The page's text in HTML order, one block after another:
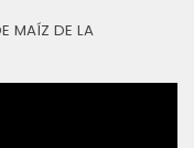
MAÍZ DE LA